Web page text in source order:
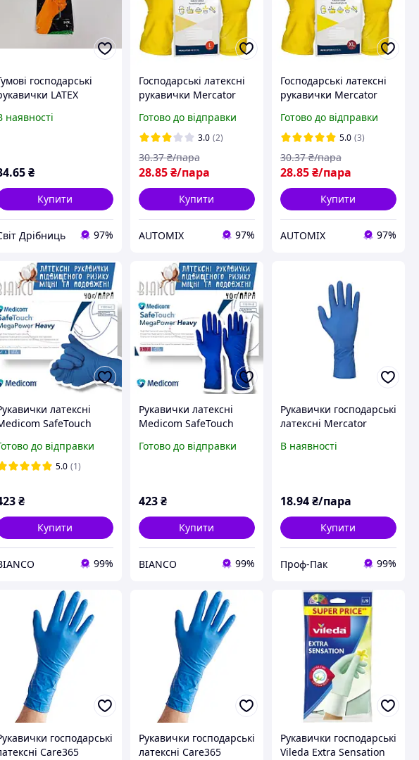
господарські
LATEX
посуду,
наявності
.65₴
Купити
Дрібниць 97%
Господарські латексні
рукавички Mercator
жовті
Готово до відправки
3.0 (2)
28.85 ₴/пара
30.37 ₴/пара
Купити
AUTOMIX 97%
Господарські латексні
рукавички Mercator
жовті
Готово до відправки
5.0 (3)
28.85₴/пара
30.37 ₴/пара
Купити
AUTOMIX 97%
латексні
SafeTouch
C щільні,
Без пудри
до відправки
5.0 (1)
₴
Купити
99%
Рукавички латексні
Medicom SafeTouch
1101H-B щільні,
Готово до відправки
423 ₴
Купити
BIANCO 99%
Рукавички господарські
латексні Mercator
High Risk M сині 2 шт/
В наявності
18.94₴/пара
Купити
Проф-Пак 99%
господарські
Care365
Рукавички господарські
латексні Care365
Рукавички господарські
Vileda Extra Sensation